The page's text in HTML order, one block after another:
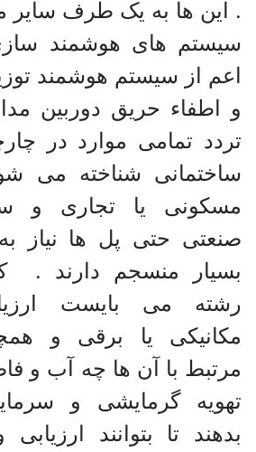
. این ها به یک طرف سایر
سیستم های هوشمند
اعم از سیستم هوشمند
و اطفاء حریق دوربین
تردد تمامی موارد در
ساختمانی شناخته می‌
مسکونی یا تجاری و
صنعتی حتی پل ها نیاز
بسیار منسجم دارند .
رشته می بایست
مکانیکی یا برقی و
مرتبط با آن ها چه آب و
تهویه گرمایشی و
بدهند تا بتوانند